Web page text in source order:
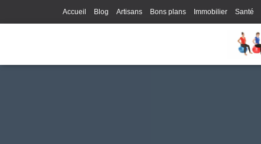
Accueil Blog Artisans Bons plans Immobilier Santé